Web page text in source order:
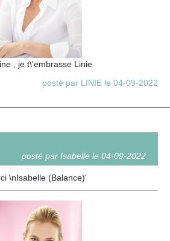
, je t\'embrasse Linie
posté par LINIE le 04-09-2022
posté par Isabelle le 04-09-2022
\nIsabelle (Balance)'